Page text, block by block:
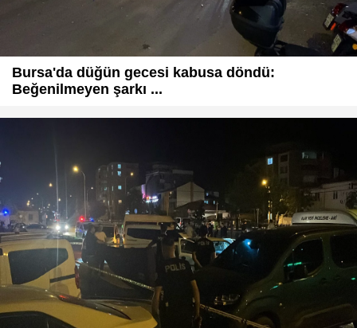
Bursa'da düğün gecesi kabusa döndü:
Beğenilmeyen şarkı ...